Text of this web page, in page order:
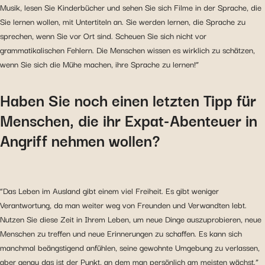
Musik, lesen Sie Kinderbücher und sehen Sie sich Filme in der Sprache, die
Sie lernen wollen, mit Untertiteln an. Sie werden lernen, die Sprache zu
sprechen, wenn Sie vor Ort sind. Scheuen Sie sich nicht vor
grammatikalischen Fehlern. Die Menschen wissen es wirklich zu schätzen,
wenn Sie sich die Mühe machen, ihre Sprache zu lernen!”
Haben Sie noch einen letzten Tipp für
Menschen, die ihr Expat-Abenteuer in
Angriff nehmen wollen?
“Das Leben im Ausland gibt einem viel Freiheit. Es gibt weniger
Verantwortung, da man weiter weg von Freunden und Verwandten lebt.
Nutzen Sie diese Zeit in Ihrem Leben, um neue Dinge auszuprobieren, neue
Menschen zu treffen und neue Erinnerungen zu schaffen. Es kann sich
manchmal beängstigend anfühlen, seine gewohnte Umgebung zu verlassen,
aber genau das ist der Punkt, an dem man persönlich am meisten wächst.”